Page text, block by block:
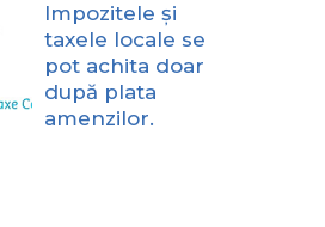
Impozitele și
taxele locale se
pot achita doar
după plata
amenzilor.